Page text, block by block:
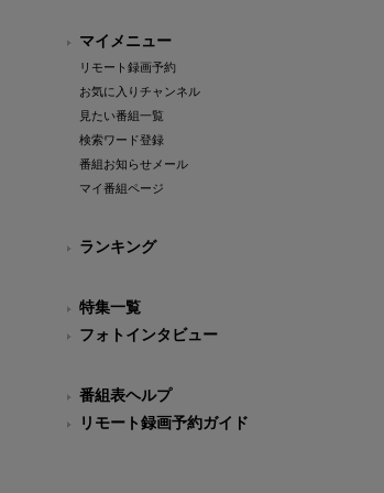
マイメニュー
リモート録画予約
お気に入りチャンネル
見たい番組一覧
検索ワード登録
番組お知らせメール
マイ番組ページ
ランキング
特集一覧
フォトインタビュー
番組表ヘルプ
リモート録画予約ガイド